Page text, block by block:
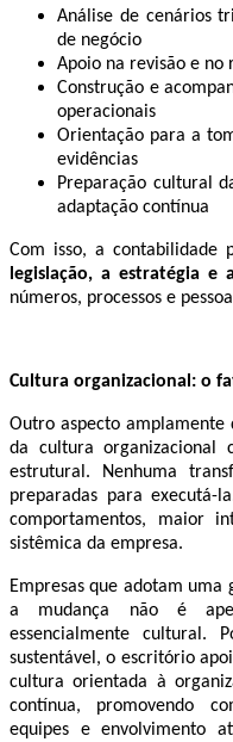
Análise de cenários
de negócio
Apoio na revisão e no
Construção e
operacionais
Orientação para a
evidências
Preparação cultural
adaptação contínua
Com isso, a
legislação, a estratégia e
números, processos e
Cultura organizacional: o
Outro aspecto
da cultura organizacional
estrutural. Nenhuma
preparadas para executá-
comportamentos, maior
sistêmica da empresa.
Empresas que adotam uma
a mudança não é
essencialmente cultural.
sustentável, o escritório
cultura orientada à
contínua, promovendo
equipes e envolvimento